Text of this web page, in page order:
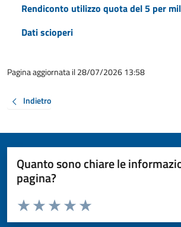
Rendiconto utilizzo quota del 5 per
Dati scioperi
Pagina aggiornata il 28/07/2026 13:58
Indietro
Quanto sono chiare le
pagina?
Valuta da 1 a 5 stelle la pagina
Valuta 5 stelle su 5
Valuta 4 stelle su 5
Valuta 3 stelle su 5
Valuta 2 stelle su 5
Valuta 1 stelle su 5